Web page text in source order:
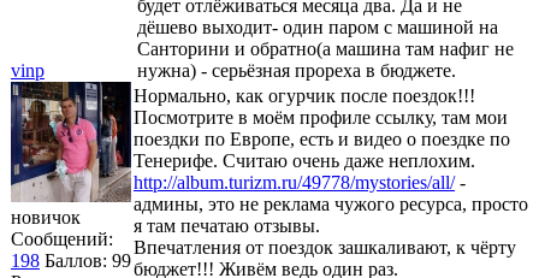
vinp
новичок
Сообщений:
198 Баллов: 99
будет отлёживаться месяца два. Да и не
дёшево выходит- один паром с машиной на
Санторини и обратно(а машина там нафиг не
нужна) - серьёзная прореха в бюджете.
Нормально, как огурчик после поездок!!!
Посмотрите в моём профиле ссылку, там мои
поездки по Европе, есть и видео о поездке по
Тенерифе. Считаю очень даже неплохим.
http://album.turizm.ru/49778/mystories/all/-
админы, это не реклама чужого ресурса, просто
я там печатаю отзывы.
Впечатления от поездок зашкаливают, к чёрту
бюджет!!! Живём ведь один раз.